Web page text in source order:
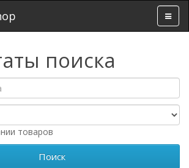
поиска
товаров